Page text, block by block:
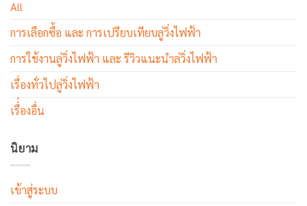
All
การเลือกซื้อ และ การเปรียบเทียบลู่วิ่งไฟฟ้า
การใช้งานลู่วิ่งไฟฟ้า และ รีวิวแนะนำล่วิ่งไฟฟ้า
เรื่องทั่วไปลู่วิ่งไฟฟ้า
เรื่่องอื่น
นิยาม
เข้าสู่ระบบ